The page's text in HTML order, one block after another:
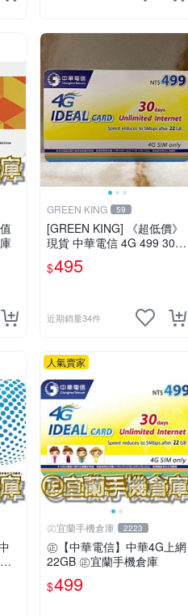
GREEN KING 59
[GREEN KING] 《超低價》
現貨 中華電信 4G 499 30天
網路吃到飽 儲值卡 網路卡
預付卡 上網卡 如意卡 電話
$495
近期銷量34件
人氣賣家
㊣宜蘭手機倉庫 2223
㊣【中華電信】中華4G上網
22GB ㊣宜蘭手機倉庫
$499